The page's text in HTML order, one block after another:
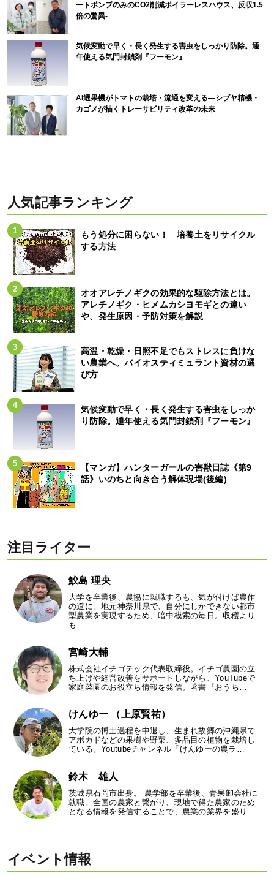
ートポンプのみのCO2削減ボイラーレスハウス、反収1.5
倍の驚異-
気候変動で早く・長く発生する害虫をしっかり防除。通
年使える気門封鎖剤『フーモン』
AI選果機がトマトの栽培・流通を変える―シブヤ精機・
カゴメが描くトレーサビリティ改革の未来
人気記事ランキング
もう処分に困らない！ 培養土をリサイクル
する方法
オオアレチノギクの効果的な駆除方法とは。
アレチノギク・ヒメムカシヨモギとの違い
や、発生原因・予防対策を解説
高温・乾燥・日照不足でもストレスに負けな
い農業へ。バイオスティミュラント資材の選
び方
気候変動で早く・長く発生する害虫をしっか
り防除。通年使える気門封鎖剤『フーモン』
【マンガ】ハンターガールの害獣日誌《第9
話》いのちと向き合う解体現場(後編)
注目ライター
鮫島 理央
大学を卒業後、農協に就職するも、気が付けば農作
の道に。地元神奈川県で、自分にしかできない都市
型農業を実現するため、暗中模索の毎日。収穫より
も…
宮崎大輔
株式会社イチゴテック代表取締役。イチゴ農園の立
ち上げや経営改善をサポートしながら、YouTubeで
家庭菜園のお役立ち情報を発信。著書『おうち…
けんゆー （上原賢祐）
大学院の博士過程を中退し、生まれ故郷の沖縄県で
アボカドなどの果樹や野菜、多品目の植物を栽培し
ている。Youtubeチャンネル「けんゆーの農ラ…
鈴木 雄人
茨城県石岡市出身。 農学部を卒業後、青果卸会社に
就職。全国の農家と繋がり、現地で得た農家のため
となる情報を発信することで、農業の業界を盛り…
イベント情報